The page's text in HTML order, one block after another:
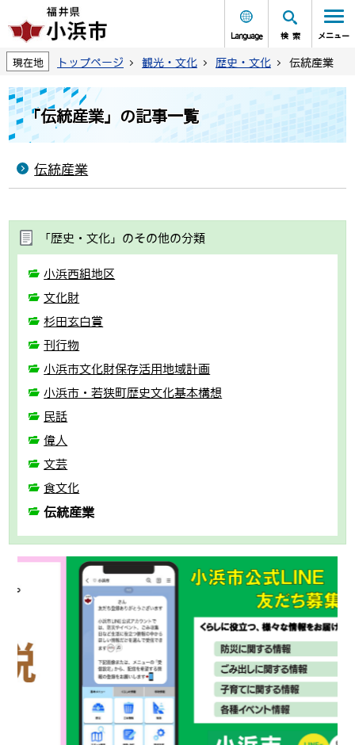
Language 検索 メニュー
現在地 トップページ 観光・文化 歴史・文化 伝統産業
「伝統産業」の記事一覧
伝統産業
「歴史・文化」のその他の分類
小浜西組地区
文化財
杉田玄白賞
刊行物
小浜市文化財保存活用地域計画
小浜市・若狭町歴史文化基本構想
民話
偉人
文芸
食文化
伝統産業